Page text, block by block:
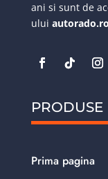
ani si sunt de
ului autorado.ro
PRODUSE
Prima pagina